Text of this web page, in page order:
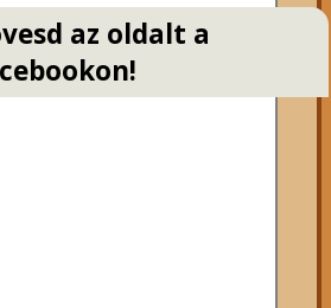
az oldalt a